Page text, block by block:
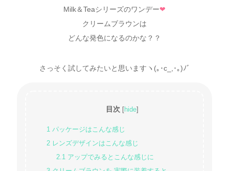
Milk＆Teaシリーズのワンデー❤
クリームブラウンは
どんな発色になるのかな？？
さっそく試してみたいと思いますヽ(｡･c_,･｡)ﾉﾞ
目次 hide
1 パッケージはこんな感じ
2 レンズデザインはこんな感じ
2.1 アップでみるとこんな感じに